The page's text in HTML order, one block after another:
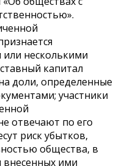
несколькими
капитал
доли, определенные
участники
отвечают по его
риск убытков,
общества, в
внесенных ими